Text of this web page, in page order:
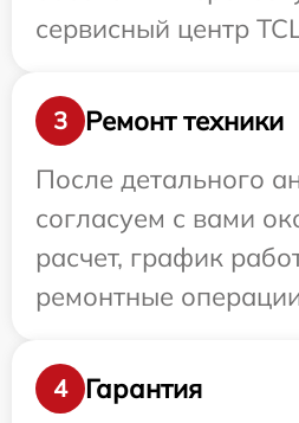
сервисный центр
3
Ремонт техники
После детального
согласуем с вами
расчет, график
ремонтные
4 Гарантия